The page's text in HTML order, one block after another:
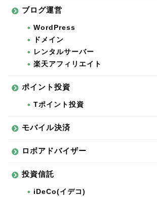
ブログ運営
WordPress
ドメイン
レンタルサーバー
楽天アフィリエイト
ポイント投資
Tポイント投資
モバイル決済
ロボアドバイザー
投資信託
iDeCo(イデコ)